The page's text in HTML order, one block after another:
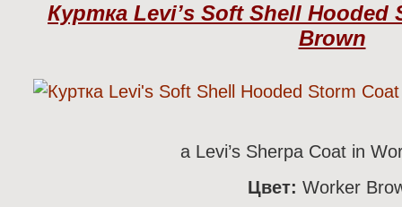
Куртка Levi’s Soft Shell Hooded
Brown
а Levi’s Sherpa Coat in
Цвет: Worker